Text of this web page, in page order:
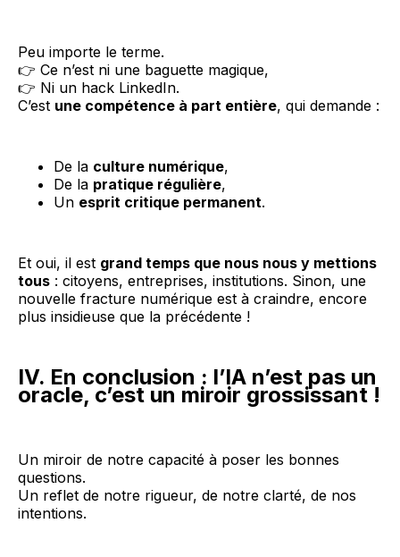
Peu importe le terme.
👉 Ce n’est ni une baguette magique,
👉 Ni un hack LinkedIn.
C’est une compétence à part entière, qui demande :
De la culture numérique,
De la pratique régulière,
Un esprit critique permanent.
Et oui, il est grand temps que nous nous y mettions
tous : citoyens, entreprises, institutions. Sinon, une
nouvelle fracture numérique est à craindre, encore
plus insidieuse que la précédente !
IV. En conclusion : l’IA n’est pas un
oracle, c’est un miroir grossissant !
Un miroir de notre capacité à poser les bonnes
questions.
Un reflet de notre rigueur, de notre clarté, de nos
intentions.